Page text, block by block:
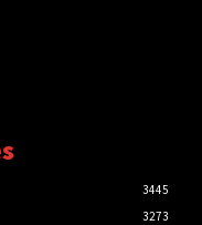
3445
3273